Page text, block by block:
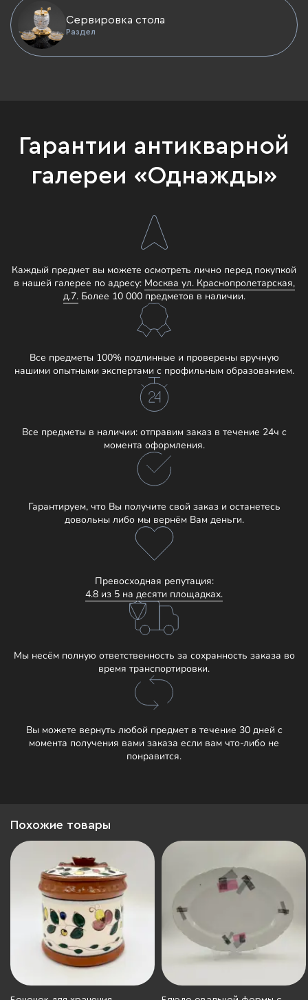
Сервировка стола
Раздел
Гарантии антикварной
галереи «Однажды»
Каждый предмет вы можете осмотреть лично перед покупкой
в нашей галерее по адресу: Москва ул. Краснопролетарская,
д.7.Более 10 000 предметов в наличии.
Все предметы 100% подлинные и проверены вручную
нашими опытными экспертами с профильным образованием.
Все предметы в наличии: отправим заказ в течение 24ч с
момента оформления.
Гарантируем, что Вы получите свой заказ и останетесь
довольны либо мы вернём Вам деньги.
Превосходная репутация:
4.8 из 5 на десяти площадках.
Мы несём полную ответственность за сохранность заказа во
время транспортировки.
Вы можете вернуть любой предмет в течение 30 дней с
момента получения вами заказа если вам что-либо не
понравится.
Похожие товары